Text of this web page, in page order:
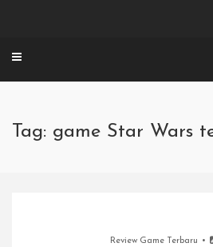
Tag: game Star Wars
Review Game Terbaru